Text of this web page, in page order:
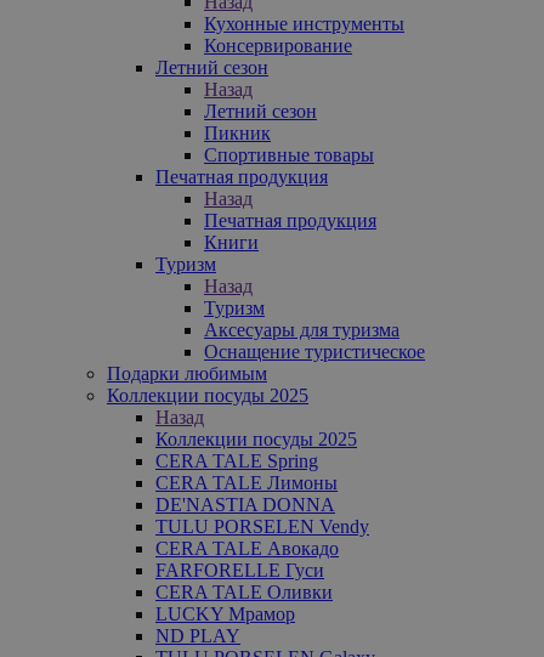
Кухонные инструменты
Консервирование
Летний сезон
Назад
Летний сезон
Пикник
Спортивные товары
Печатная продукция
Назад
Печатная продукция
Книги
Туризм
Назад
Туризм
Аксесуары для туризма
Оснащение туристическое
Подарки любимым
Коллекции посуды 2025
Назад
Коллекции посуды 2025
CERA TALE Spring
CERA TALE Лимоны
DE'NASTIA DONNA
TULU PORSELEN Vendy
CERA TALE Авокадо
FARFORELLE Гуси
CERA TALE Оливки
LUCKY Мрамор
ND PLAY